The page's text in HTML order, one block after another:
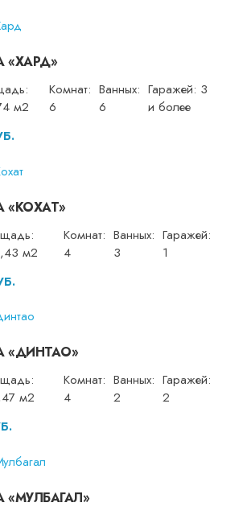
«ХАРД»
м2
Комнат:
6
Ванных:
6
Гаражей: 3
и более
м2
Комнат:
4
Ванных:
3
Гаражей:
1
«ДИНТАО»
м2
Комнат:
4
Ванных:
2
Гаражей:
2